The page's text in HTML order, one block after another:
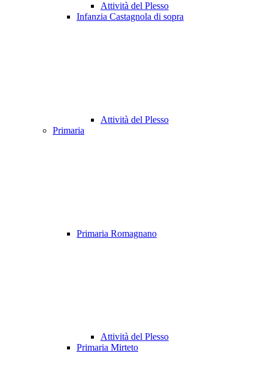
Attività del Plesso
Infanzia Castagnola di sopra
Attività del Plesso
Primaria
Primaria Romagnano
Attività del Plesso
Primaria Mirteto